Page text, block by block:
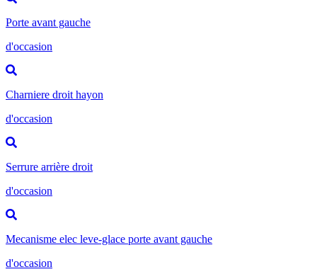
Porte avant gauche
d'occasion
Charniere droit hayon
d'occasion
Serrure arrière droit
d'occasion
Mecanisme elec leve-glace porte avant gauche
d'occasion